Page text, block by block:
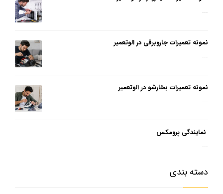
...
نمونه تعمیرات جاروبرقی در الوتعمیر
...
نمونه تعمیرات بخارشو در الوتعمیر
...
نمایندگی پرومکس
...
دسته بندی